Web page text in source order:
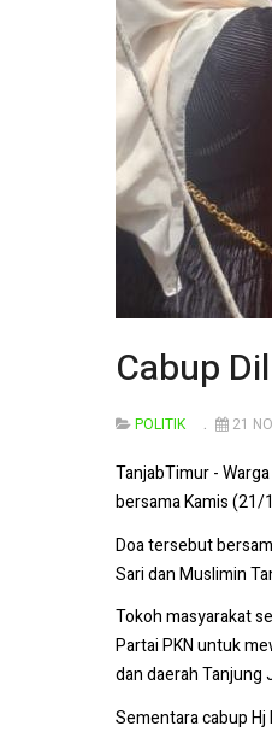
Cabup
POLITIK 21
TanjabTimur -
bersama Kamis
Doa tersebut
Sari dan Muslimin
Tokoh masyarakat
Partai PKN untuk
dan daerah Tanjung
Sementara cabup